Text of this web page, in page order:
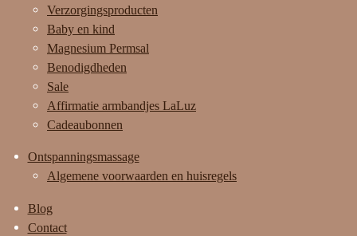
Verzorgingsproducten
Baby en kind
Magnesium Permsal
Benodigdheden
Sale
Affirmatie armbandjes LaLuz
Cadeaubonnen
Ontspanningsmassage
Algemene voorwaarden en huisregels
Blog
Contact